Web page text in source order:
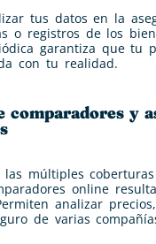
tus datos en la
o registros de los
garantiza que tu
con tu realidad.
comparadores y
las múltiples
online
analizar
de varias